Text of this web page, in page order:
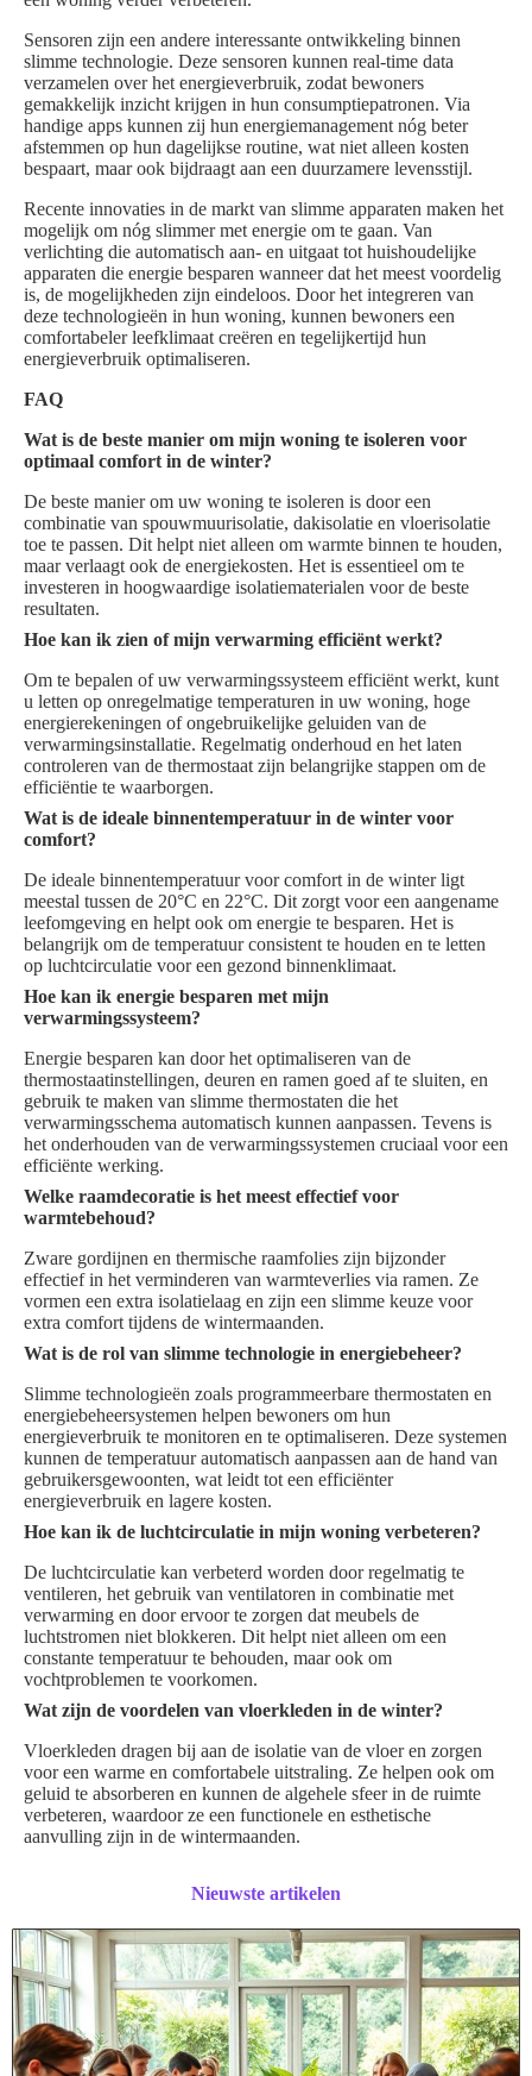
Sensoren zijn een andere interessante ontwikkeling binnen
slimme technologie. Deze sensoren kunnen real-time data
verzamelen over het energieverbruik, zodat bewoners
gemakkelijk inzicht krijgen in hun consumptiepatronen. Via
handige apps kunnen zij hun energiemanagement nóg beter
afstemmen op hun dagelijkse routine, wat niet alleen kosten
bespaart, maar ook bijdraagt aan een duurzamere levensstijl.
Recente innovaties in de markt van slimme apparaten maken het
mogelijk om nóg slimmer met energie om te gaan. Van
verlichting die automatisch aan- en uitgaat tot huishoudelijke
apparaten die energie besparen wanneer dat het meest voordelig
is, de mogelijkheden zijn eindeloos. Door het integreren van
deze technologieën in hun woning, kunnen bewoners een
comfortabeler leefklimaat creëren en tegelijkertijd hun
energieverbruik optimaliseren.
FAQ
Wat is de beste manier om mijn woning te isoleren voor
optimaal comfort in de winter?
De beste manier om uw woning te isoleren is door een
combinatie van spouwmuurisolatie, dakisolatie en vloerisolatie
toe te passen. Dit helpt niet alleen om warmte binnen te houden,
maar verlaagt ook de energiekosten. Het is essentieel om te
investeren in hoogwaardige isolatiematerialen voor de beste
resultaten.
Hoe kan ik zien of mijn verwarming efficiënt werkt?
Om te bepalen of uw verwarmingssysteem efficiënt werkt, kunt
u letten op onregelmatige temperaturen in uw woning, hoge
energierekeningen of ongebruikelijke geluiden van de
verwarmingsinstallatie. Regelmatig onderhoud en het laten
controleren van de thermostaat zijn belangrijke stappen om de
efficiëntie te waarborgen.
Wat is de ideale binnentemperatuur in de winter voor
comfort?
De ideale binnentemperatuur voor comfort in de winter ligt
meestal tussen de 20°C en 22°C. Dit zorgt voor een aangename
leefomgeving en helpt ook om energie te besparen. Het is
belangrijk om de temperatuur consistent te houden en te letten
op luchtcirculatie voor een gezond binnenklimaat.
Hoe kan ik energie besparen met mijn
verwarmingssysteem?
Energie besparen kan door het optimaliseren van de
thermostaatinstellingen, deuren en ramen goed af te sluiten, en
gebruik te maken van slimme thermostaten die het
verwarmingsschema automatisch kunnen aanpassen. Tevens is
het onderhouden van de verwarmingssystemen cruciaal voor een
efficiënte werking.
Welke raamdecoratie is het meest effectief voor
warmtebehoud?
Zware gordijnen en thermische raamfolies zijn bijzonder
effectief in het verminderen van warmteverlies via ramen. Ze
vormen een extra isolatielaag en zijn een slimme keuze voor
extra comfort tijdens de wintermaanden.
Wat is de rol van slimme technologie in energiebeheer?
Slimme technologieën zoals programmeerbare thermostaten en
energiebeheersystemen helpen bewoners om hun
energieverbruik te monitoren en te optimaliseren. Deze systemen
kunnen de temperatuur automatisch aanpassen aan de hand van
gebruikersgewoonten, wat leidt tot een efficiënter
energieverbruik en lagere kosten.
Hoe kan ik de luchtcirculatie in mijn woning verbeteren?
De luchtcirculatie kan verbeterd worden door regelmatig te
ventileren, het gebruik van ventilatoren in combinatie met
verwarming en door ervoor te zorgen dat meubels de
luchtstromen niet blokkeren. Dit helpt niet alleen om een
constante temperatuur te behouden, maar ook om
vochtproblemen te voorkomen.
Wat zijn de voordelen van vloerkleden in de winter?
Vloerkleden dragen bij aan de isolatie van de vloer en zorgen
voor een warme en comfortabele uitstraling. Ze helpen ook om
geluid te absorberen en kunnen de algehele sfeer in de ruimte
verbeteren, waardoor ze een functionele en esthetische
aanvulling zijn in de wintermaanden.
Nieuwste artikelen